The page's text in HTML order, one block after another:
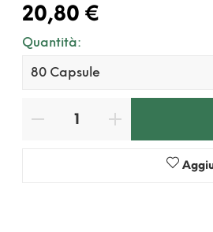
20,80 €
Quantità: